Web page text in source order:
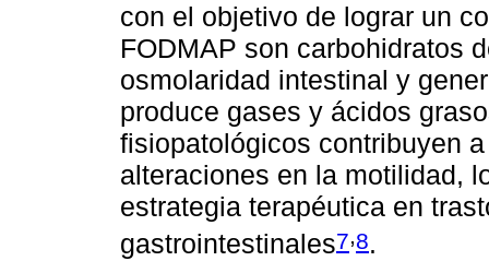
con el objetivo de lograr un
FODMAP son carbohidratos
osmolaridad intestinal y
produce gases y ácidos
fisiopatológicos contribuyen
alteraciones en la motilidad,
estrategia terapéutica en
gastrointestinales7,8.